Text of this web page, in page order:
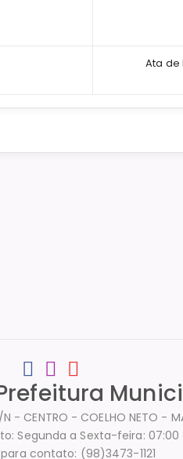
Ata de
- CENTRO - COELHO NETO -
Segunda a Sexta-feira: 07:00
contato: (98)3473-1121